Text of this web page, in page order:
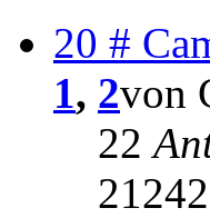
20 #
1, 2von
22
21242